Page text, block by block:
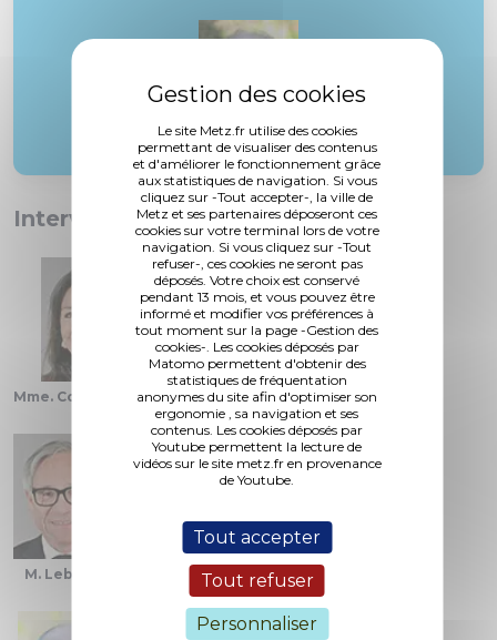
Le site Metz.fr utilise des cookies
permettant de visualiser des contenus
et d'améliorer le fonctionnement grâce
aux statistiques de navigation. Si vous
cliquez sur -Tout accepter-, la ville de
Metz et ses partenaires déposeront ces
cookies sur votre terminal lors de votre
navigation. Si vous cliquez sur -Tout
refuser-, ces cookies ne seront pas
déposés. Votre choix est conservé
pendant 13 mois, et vous pouvez être
informé et modifier vos préférences à
tout moment sur la page -Gestion des
cookies-. Les cookies déposés par
Matomo permettent d'obtenir des
statistiques de fréquentation
anonymes du site afin d'optimiser son
ergonomie , sa navigation et ses
contenus. Les cookies déposés par
Youtube permettent la lecture de
vidéos sur le site metz.fr en provenance
de Youtube.
Tout accepter
Tout refuser
Personnaliser
Interventions :
Mme. Colin-Oesterlé M. Darbois M. Gros
M. Lebeau M. Lioger Mme. Zimmermann